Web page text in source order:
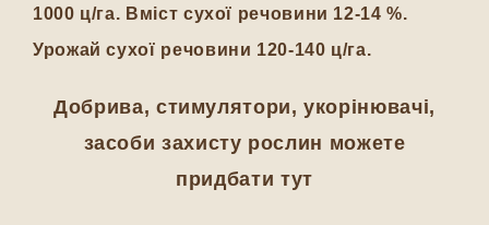
1000 ц/га. Вміст сухої речовини 12-14 %.
Урожай сухої речовини 120-140 ц/га.
Добрива, стимулятори, укорінювачі,
засоби захисту рослин можете
придбати тут